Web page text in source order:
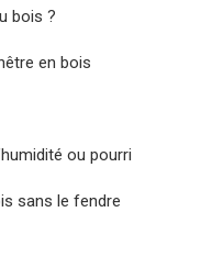
bois ?
en bois
ou pourri
sans le fendre